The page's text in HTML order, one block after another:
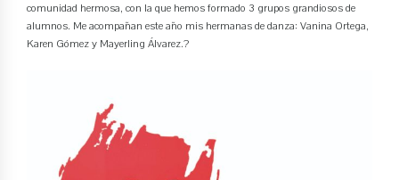
comunidad hermosa, con la que hemos formado 3 grupos grandiosos de
alumnos. Me acompañan este año mis hermanas de danza: Vanina Ortega,
Karen Gómez y Mayerling Álvarez.?